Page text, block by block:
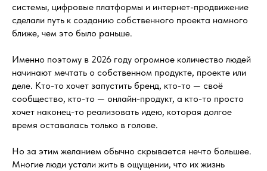
системы, цифровые платформы и интернет-продвижение
сделали путь к созданию собственного проекта намного
ближе, чем это было раньше.
Именно поэтому в 2026 году огромное количество людей
начинают мечтать о собственном продукте, проекте или
деле. Кто-то хочет запустить бренд, кто-то — своё
сообщество, кто-то — онлайн-продукт, а кто-то просто
хочет наконец-то реализовать идею, которая долгое
время оставалась только в голове.
Но за этим желанием обычно скрывается нечто большее.
Многие люди устали жить в ощущении, что их жизнь